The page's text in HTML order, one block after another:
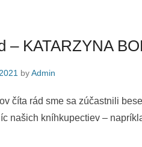
– KATARZYNA
byAdmin
číta rád sme sa zúčastnili
našich kníhkupectiev –